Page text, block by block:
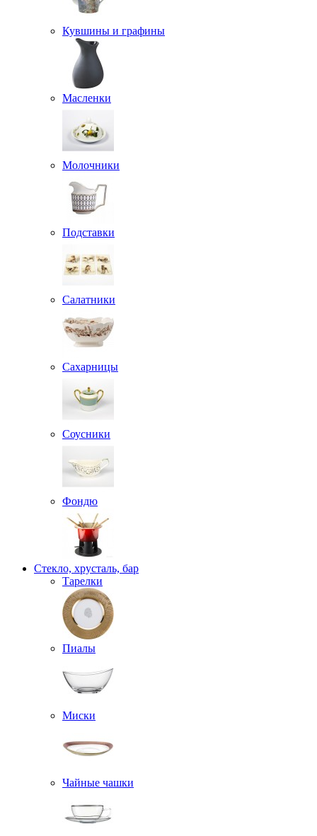
Кувшины и графины
Масленки
Молочники
Подставки
Салатники
Сахарницы
Соусники
Фондю
Стекло, хрусталь, бар
Тарелки
Пиалы
Миски
Чайные чашки